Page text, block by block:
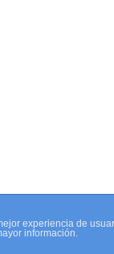
experiencia de
información.